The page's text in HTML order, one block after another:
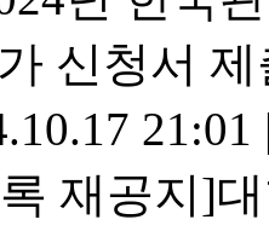
신청서
21:01
재공지]